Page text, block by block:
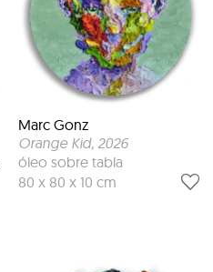
Marc Gonz
Orange Kid, 2026
óleo sobre tabla
80 x 80 x 10 cm